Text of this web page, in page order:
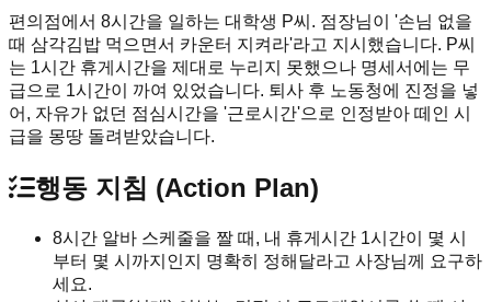
편의점에서 8시간을 일하는 대학생 P씨. 점장님이 '손님 없을
때 삼각김밥 먹으면서 카운터 지켜라'라고 지시했습니다. P씨
는 1시간 휴게시간을 제대로 누리지 못했으나 명세서에는 무
급으로 1시간이 까여 있었습니다. 퇴사 후 노동청에 진정을 넣
어, 자유가 없던 점심시간을 '근로시간'으로 인정받아 떼인 시
급을 몽땅 돌려받았습니다.
행동 지침 (Action Plan)
8시간 알바 스케줄을 짤 때, 내 휴게시간 1시간이 몇 시
부터 몇 시까지인지 명확히 정해달라고 사장님께 요구하
세요.